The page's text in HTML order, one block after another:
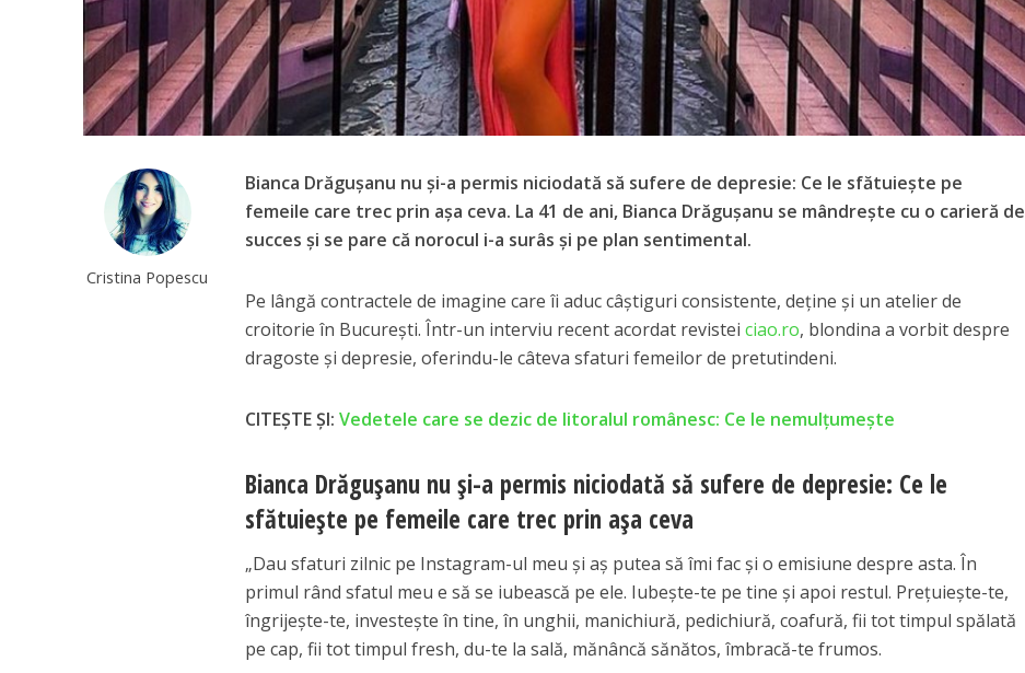
Cristina Popescu
Bianca Drăgușanu nu și-a permis niciodată să sufere de depresie: Ce le sfătuiește pe
femeile care trec prin așa ceva. La 41 de ani, Bianca Drăgușanu se mândrește cu o carieră de
succes și se pare că norocul i-a surâs și pe plan sentimental.
Pe lângă contractele de imagine care îi aduc câștiguri consistente, deține și un atelier de
croitorie în București. Într-un interviu recent acordat revisteiciao.ro, blondina a vorbit despre
dragoste și depresie, oferindu-le câteva sfaturi femeilor de pretutindeni.
CITEȘTE ȘI:Vedetele care se dezic de litoralul românesc: Ce le nemulțumește
Bianca Drăgușanu nu și-a permis niciodată să sufere de depresie: Ce le
sfătuiește pe femeile care trec prin așa ceva
„Dau sfaturi zilnic pe Instagram-ul meu și aș putea să îmi fac și o emisiune despre asta. În
primul rând sfatul meu e să se iubească pe ele. Iubește-te pe tine și apoi restul. Prețuiește-te,
îngrijește-te, investește în tine, în unghii, manichiură, pedichiură, coafură, fii tot timpul spălată
pe cap, fii tot timpul fresh, du-te la sală, mănâncă sănătos, îmbracă-te frumos.